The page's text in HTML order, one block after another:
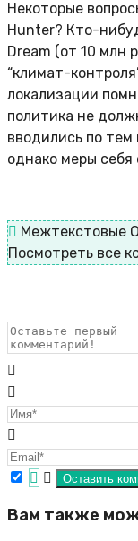
Некоторые
Hunter? Кто-
Dream (от 10 млн
“климат-
локализации
политика не
вводились по
однако меры себя
Межтекстовые
Посмотреть все
Вам также